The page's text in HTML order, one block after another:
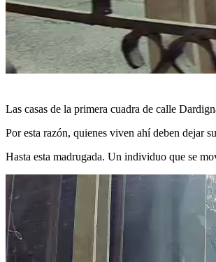
Las casas de la primera cuadra de calle
Por esta razón, quienes viven ahí deben dejar
Hasta esta madrugada. Un individuo que se